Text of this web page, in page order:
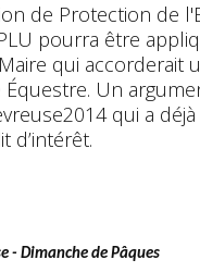
de Protection de
pourra être
qui
Un
qui a
d’intérêt.
Dimanche de Pâques